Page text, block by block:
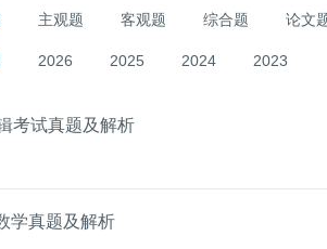
主观题 客观题 综合题 论文
2026 2025 2024 2023
考试真题及解析
学真题及解析